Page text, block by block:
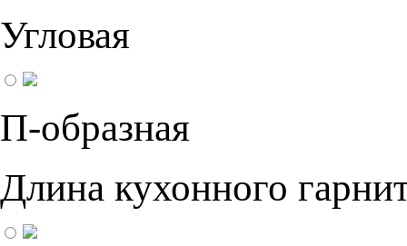
Угловая
П-образная
Длина кухонного